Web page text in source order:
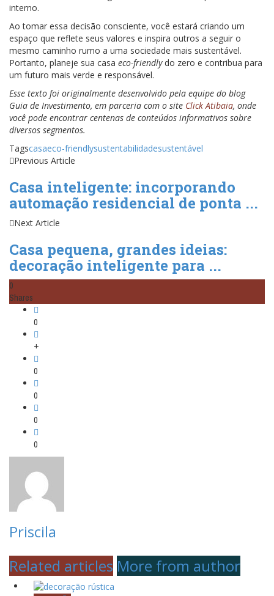
interno.
Ao tomar essa decisão consciente, você estará criando um
espaço que reflete seus valores e inspira outros a seguir o
mesmo caminho rumo a uma sociedade mais sustentável.
Portanto, planeje sua casa eco-friendlydo zero e contribua para
um futuro mais verde e responsável.
Esse texto foi originalmente desenvolvido pela equipe do blog
Guia de Investimento, em parceria com o site Click Atibaia, onde
você pode encontrar centenas de conteúdos informativos sobre
diversos segmentos.
Tagscasaeco-friendlysustentabilidadesustentável
Previous Article
Casa inteligente: incorporando
automação residencial de ponta ...
Next Article
Casa pequena, grandes ideias:
decoração inteligente para ...
0
Shares
0
+
0
0
0
0
Priscila
Related articles More from author